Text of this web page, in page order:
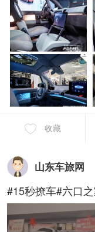
收藏
山东车旅网
#15秒撩车#六口之